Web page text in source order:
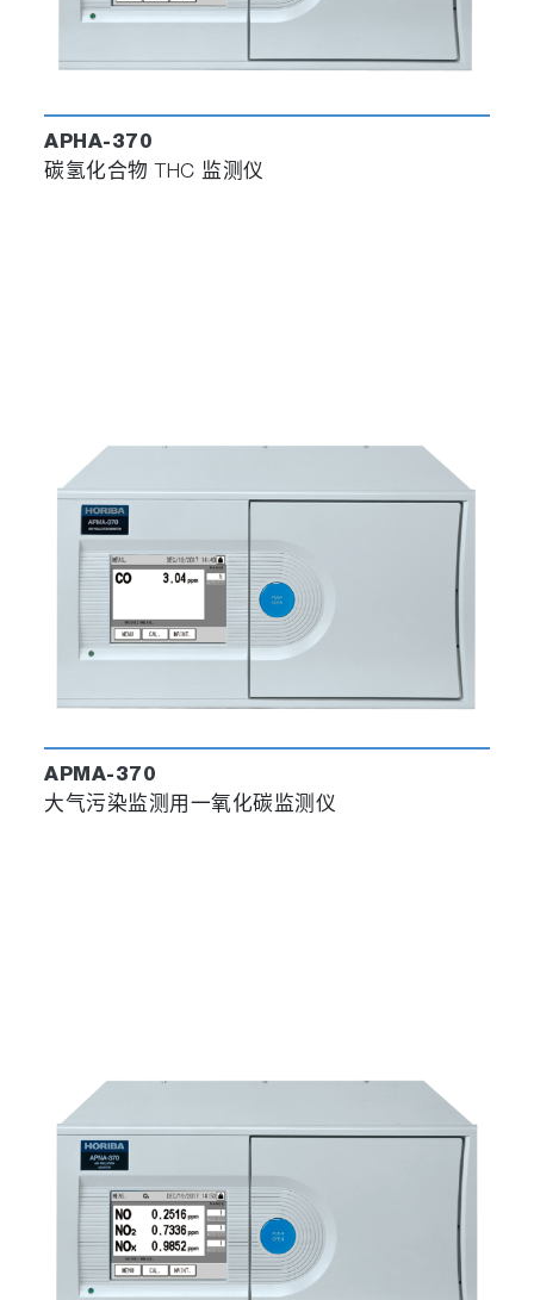
APHA-370
碳氢化合物 THC 监测仪
APMA-370
大气污染监测用一氧化碳监测仪